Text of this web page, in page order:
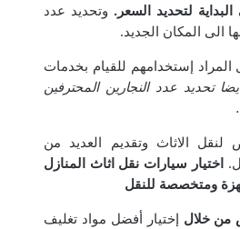
لتحديد السعر. وتحديد عدد
الى المكان الجديد.
المراد إستخدامهم للقيام بخدمات
تحديد عدد النجارين المحترفين
الاثاث وتقديم العديد من
اختيار سيارات نقل اثاث المنازل
ومتخصصة للنقل
من خلال إختيار أفضل مواد تغليف